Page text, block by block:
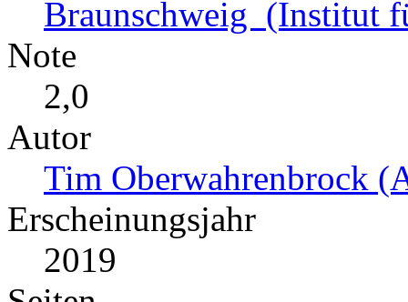
Braunschweig (Institut
Note
2,0
Autor
Tim Oberwahrenbrock
Erscheinungsjahr
2019